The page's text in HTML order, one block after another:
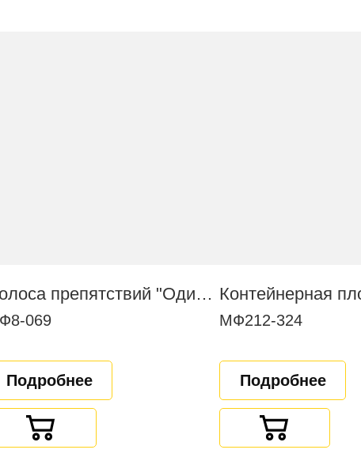
Полоса препятствий "Одиночный окоп"
069
Подробнее
МФ212-324
Подробнее